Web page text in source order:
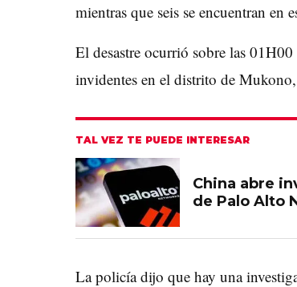
mientras que seis se encuentran en
El desastre ocurrió sobre las
invidentes en el distrito de
TAL VEZ TE PUEDE INTERESAR
China abre
de Palo Alto
La policía dijo que hay una